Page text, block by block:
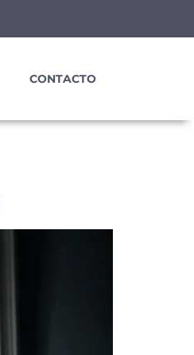
CONTACTO